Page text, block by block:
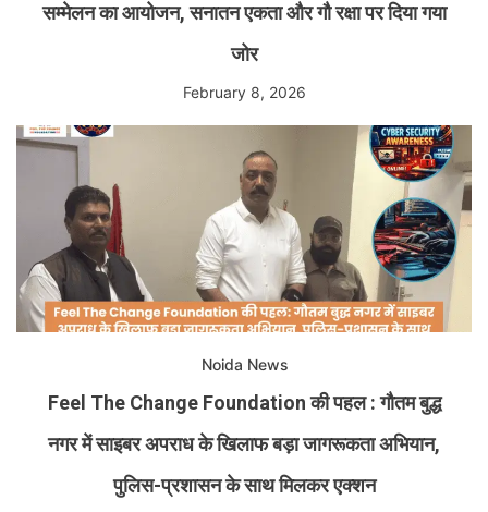
सम्मेलन का आयोजन, सनातन एकता और गौ रक्षा पर दिया गया
जोर
February 8, 2026
Noida News
Feel The Change Foundation की पहल : गौतम बुद्ध
नगर में साइबर अपराध के खिलाफ बड़ा जागरूकता अभियान,
पुलिस-प्रशासन के साथ मिलकर एक्शन